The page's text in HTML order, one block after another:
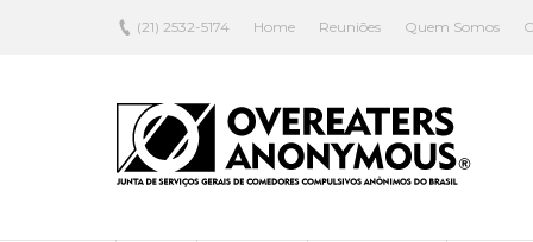
(21) 2532-5174 Home Reuniões Quem Somos